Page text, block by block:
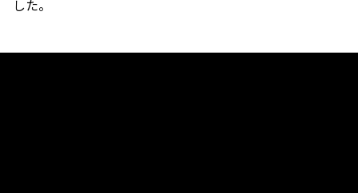
した。